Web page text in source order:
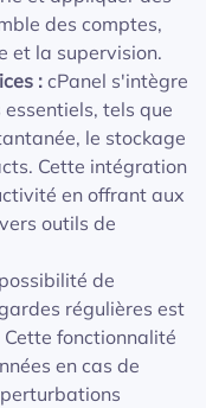
des comptes,
et la supervision.
: cPanel s'intègre
tels que
le stockage
Cette intégration
en offrant aux
outils de
de
régulières est
fonctionnalité
en cas de